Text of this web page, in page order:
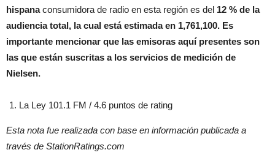
hispanaconsumidora de radio en esta región es del 12 % de la
audiencia total, la cual está estimada en 1,761,100. Es
importante mencionar que las emisoras aquí presentes son
las que están suscritas a los servicios de medición de
Nielsen.
La Ley 101.1 FM / 4.6 puntos de rating
Esta nota fue realizada con base en información publicada a
través de StationRatings.com